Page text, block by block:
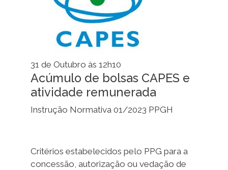
31 de Outubro às 12h10
Acúmulo de bolsas CAPES e
atividade remunerada
Instrução Normativa 01/2023 PPGH
Critérios estabelecidos pelo PPG para a
concessão, autorização ou vedação de